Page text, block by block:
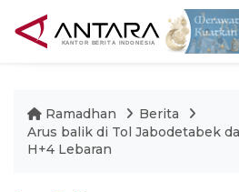
Ramadhan
Berita
Arus balik di Tol Jabodetabek
H+4 Lebaran